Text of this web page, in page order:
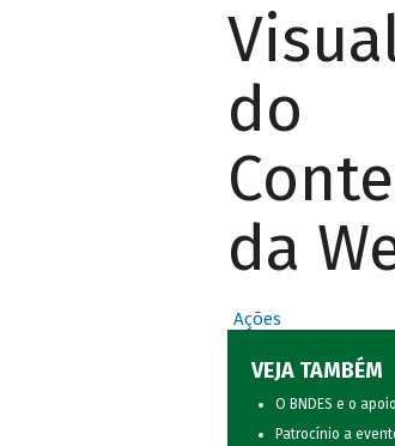
do
da
Ações
VEJA TAMBÉM
O BNDES e o
Patrocínio a